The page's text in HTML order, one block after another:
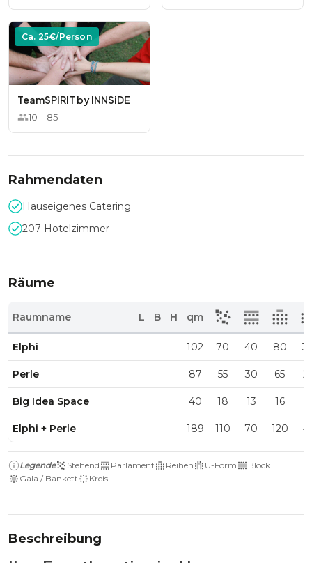
Ca. 25€/Person
TeamSPIRIT by INNSiDE
10 – 85
Rahmendaten
Hauseigenes Catering
207 Hotelzimmer
Räume
Raumname L B H qm
Elphi 102 70 40 80
Perle 87 55 30 65
Big Idea Space 40 18 13 16
Elphi + Perle 189 110 70 120
Legende Stehend Parlament Reihen U-Form
Block
Gala / Bankett
Kreis
Beschreibung